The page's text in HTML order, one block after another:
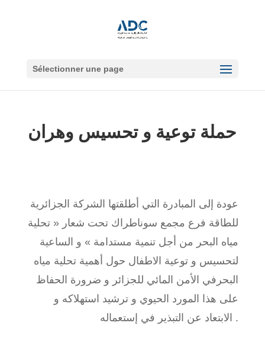
Sélectionner une page
حملة توعية و تحسيس وهران
عودة إلى المبادرة التي أطلقتها الشركة الجزائرية
للطاقة فرع مجمع سوناطراك تحت شعار « تحلية
مياه البحر من أجل تنمية مستدامة » و الساعية
لتحسيس و توعية الاطفال حول أهمية تحلية مياه
البحرفي الأمن المائي للجزائر و ضرورة الحفاظ
على هذا المورد الحيوي و ترشيد استهلاكه و
الابتعاد عن التبذير في إستعماله .